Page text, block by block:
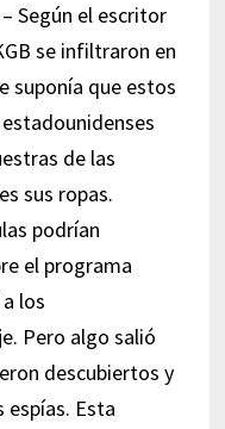
– Según el escritor
se infiltraron en
suponía que estos
de las
sus ropas.
podrían
el programa
los
Pero algo salió
descubiertos y
espías. Esta